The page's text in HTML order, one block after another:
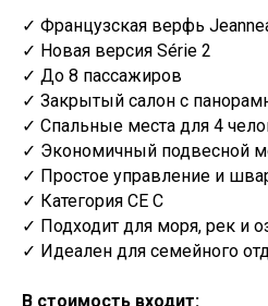
✓ Французская верфь
✓ Новая версия Série 2
✓ До 8 пассажиров
✓ Закрытый салон с
✓ Спальные места для 4
✓ Экономичный подвесной
✓ Простое управление и
✓ Категория CE C
✓ Подходит для моря, рек и
✓ Идеален для семейного
В стоимость входит: